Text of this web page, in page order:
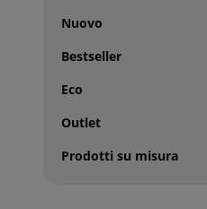
Nuovo
Bestseller
Eco
Outlet
Prodotti su misura